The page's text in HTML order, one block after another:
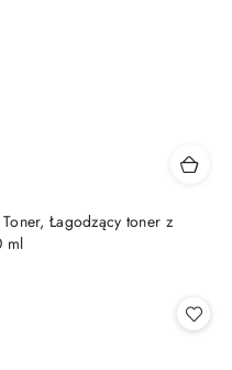
Łagodzący toner z
ml